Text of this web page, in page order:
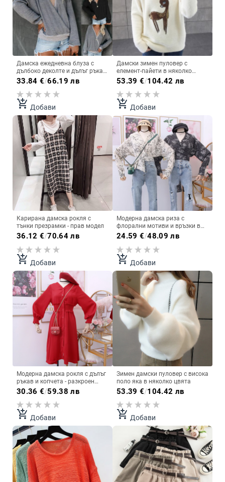
Дамска ежедневна блуза с
дълбоко деколте и дълъг ръкав
в три цвята
33.84 €/66.19 лв
add_shopping_cart Добави
Дамски зимен пуловер с
елемент-пайети в няколко
цвята
53.39 €/104.42 лв
add_shopping_cart Добави
Карирана дамска рокля с
тънки презрамки - прав модел
36.12 €/70.64 лв
add_shopping_cart Добави
Модерна дамска риза с
флорални мотиви и връзки в
няколко цвята
24.59 €/48.09 лв
add_shopping_cart Добави
Модерна дамска рокля с дълъг
ръкав и копчета - разкроен
модел
30.36 €/59.38 лв
add_shopping_cart Добави
Зимен дамски пуловер с висока
поло яка в няколко цвята
53.39 €/104.42 лв
add_shopping_cart Добави